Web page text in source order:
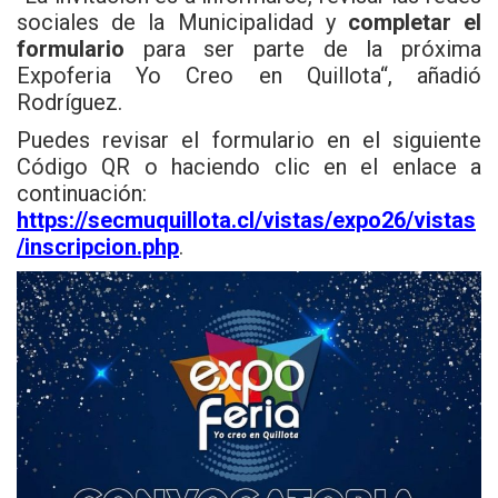
sociales de la Municipalidad y completar el
formulario para ser parte de la próxima
Expoferia Yo Creo en Quillota“, añadió
Rodríguez.
Puedes revisar el formulario en el siguiente
Código QR o haciendo clic en el enlace a
continuación:
https://secmuquillota.cl/vistas/expo26/vistas
/inscripcion.php.